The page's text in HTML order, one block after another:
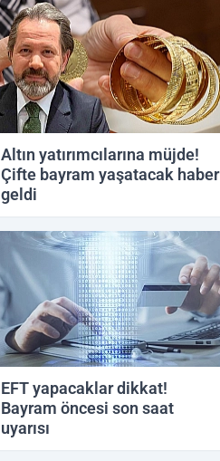
Altın yatırımcılarına müjde!
Çifte bayram yaşatacak haber
geldi
EFT yapacaklar dikkat!
Bayram öncesi son saat
uyarısı